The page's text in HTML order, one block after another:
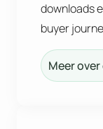
downloads
buyer
Meer